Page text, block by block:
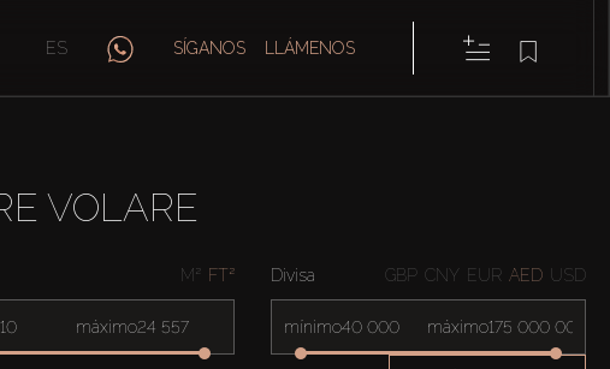
ES SÍGANOS LLÁMENOS
VOLARE
M² FT²
máximo
Divisa GBP CNY EUR AED USD
mínimo máximo